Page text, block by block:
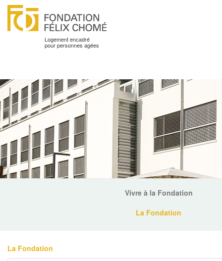
Logement encadré
pour personnes agées
Vivre à la Fondation
La Fondation
La Fondation